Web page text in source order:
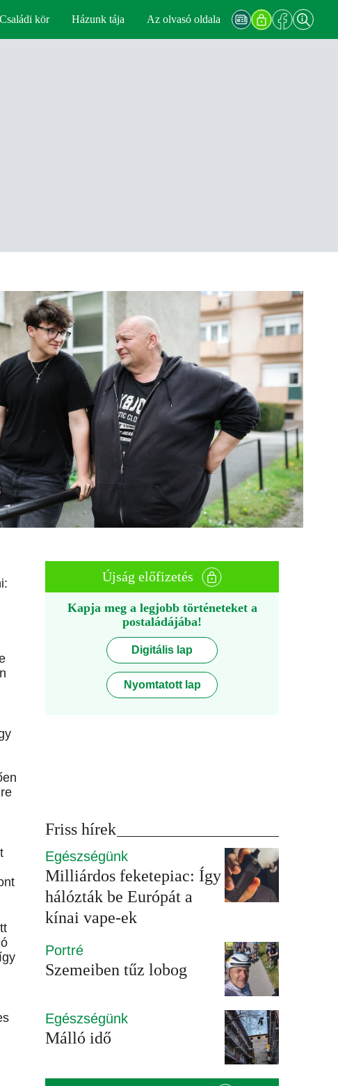
Családi kör Házunk tája Az olvasó oldala
Újság előfizetés
Kapja meg a legjobb történeteket a
postaládájába!
Digitális lap
Nyomtatott lap
Friss hírek
Egészségünk
Milliárdos feketepiac: Így
hálózták be Európát a
kínai vape-ek
Portré
Szemeiben tűz lobog
Egészségünk
Málló idő